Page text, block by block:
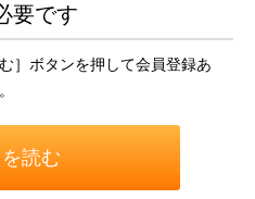
要です
］ボタンを押して会員登録あ
読む